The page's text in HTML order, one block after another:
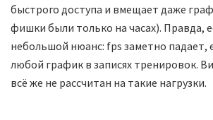
быстрого доступа и вмещает даже
фишки были только на часах). Правда,
небольшой нюанс: fps заметно падает,
любой график в записях тренировок.
всё же не рассчитан на такие нагрузки.